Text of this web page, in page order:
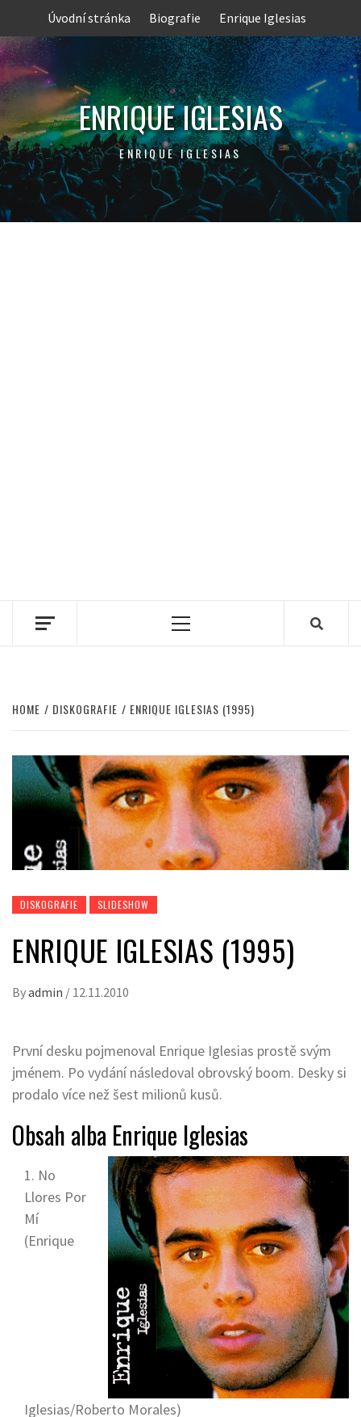
content
Úvodní stránka Biografie Enrique Iglesias
ENRIQUE IGLESIAS
ENRIQUE IGLESIAS
Primary
HOME DISKOGRAFIE ENRIQUE IGLESIAS (1995)
DISKOGRAFIE SLIDESHOW
ENRIQUE IGLESIAS (1995)
Byadmin / 12.11.2010
První desku pojmenoval Enrique Iglesias prostě svým
jménem. Po vydání následoval obrovský boom. Desky si
prodalo více než šest milionů kusů.
Obsah alba Enrique Iglesias
No
Llores Por
Mí
(Enrique
Iglesias/Roberto Morales)